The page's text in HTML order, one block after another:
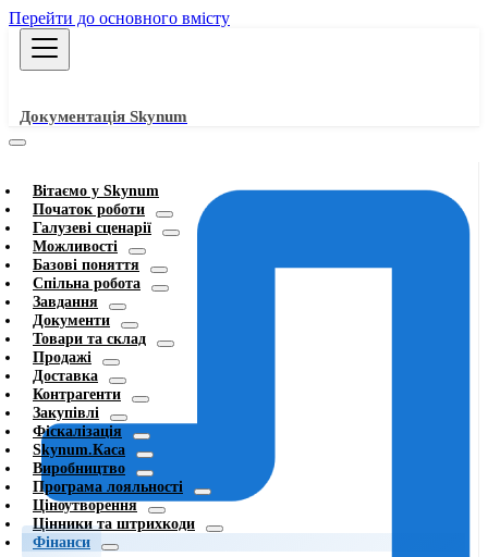
Перейти до основного вмісту
Документація Skynum
Вітаємо у Skynum
Початок роботи
Галузеві сценарії
Можливості
Базові поняття
Спільна робота
Завдання
Документи
Товари та склад
Продажі
Доставка
Контрагенти
Закупівлі
Фіскалізація
Skynum.Каса
Виробництво
Програма лояльності
Ціноутворення
Цінники та штрихкоди
Фінанси